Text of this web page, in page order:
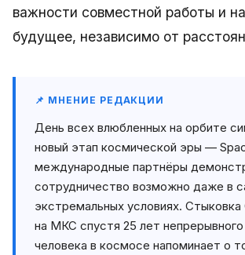
важности совместной работы и
будущее, независимо от
📌 МНЕНИЕ РЕДАКЦИИ
День всех влюбленных на орбите
новый этап космической эры —
международные партнёры
сотрудничество возможно даже в
экстремальных условиях. Стыковка
на МКС спустя 25 лет
человека в космосе напоминает о